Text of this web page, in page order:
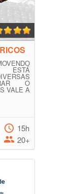
ESTÁ
O
VALE A
15h
20+